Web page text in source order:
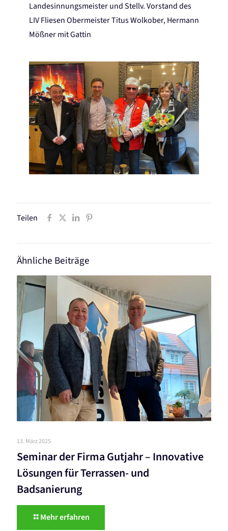
Landesinnungsmeister und Stellv. Vorstand des
LIV Fliesen Obermeister Titus Wolkober, Hermann
Mößner mit Gattin
Teilen
Ähnliche Beiträge
13. März 2025
Seminar der Firma Gutjahr – Innovative
Lösungen für Terrassen- und
Badsanierung
Mehr erfahren